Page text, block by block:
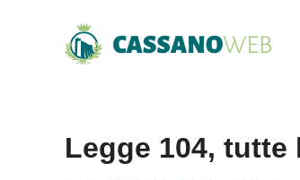
Legge 104,